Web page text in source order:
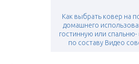
Как выбрать ковер на
домашнего
гостинную или
по составу Видео